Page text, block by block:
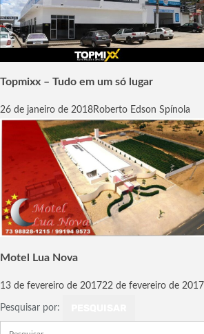
Topmixx – Tudo em um só lugar
26 de janeiro de 2018Roberto Edson Spínola
Motel Lua Nova
13 de fevereiro de 201722 de fevereiro de 2017
Pesquisar por: